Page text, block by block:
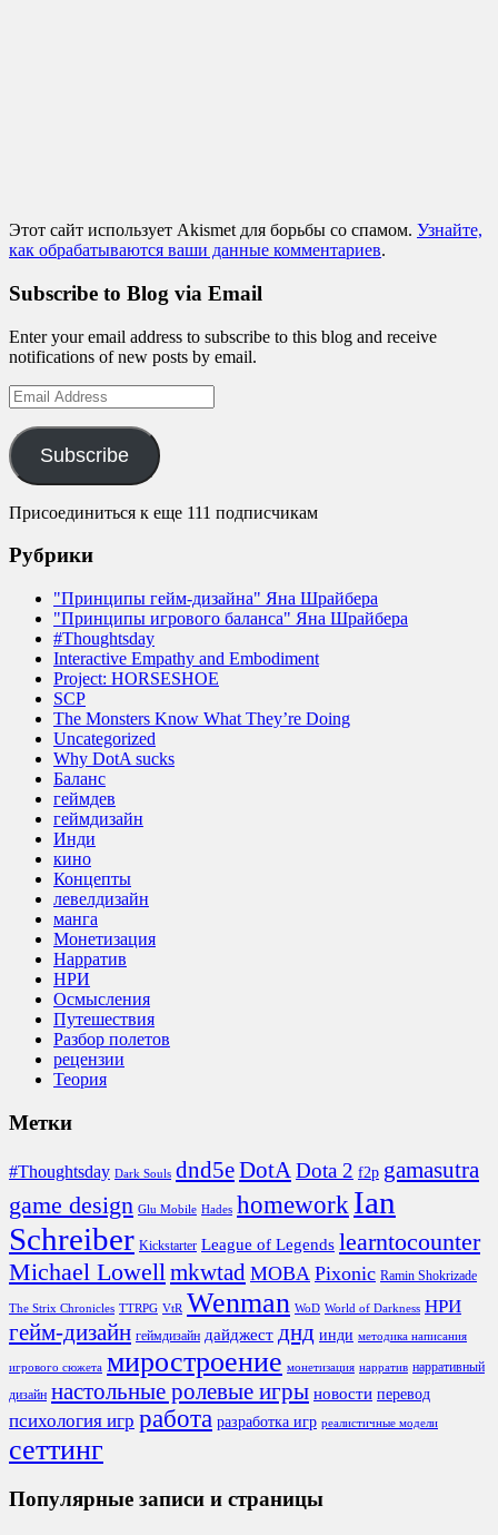
Этот сайт использует Akismet для борьбы со спамом. Узнайте,
как обрабатываются ваши данные комментариев.
Subscribe to Blog via Email
Enter your email address to subscribe to this blog and receive
notifications of new posts by email.
Email
Address
Subscribe
Присоединиться к еще 111 подписчикам
Рубрики
"Принципы гейм-дизайна" Яна Шрайбера
"Принципы игрового баланса" Яна Шрайбера
#Thoughtsday
Interactive Empathy and Embodiment
Project: HORSESHOE
SCP
The Monsters Know What They’re Doing
Uncategorized
Why DotA sucks
Баланс
геймдев
геймдизайн
Инди
кино
Концепты
левелдизайн
манга
Монетизация
Нарратив
НРИ
Осмысления
Путешествия
Разбор полетов
рецензии
Теория
Метки
#Thoughtsday Dark Souls dnd5eDotA Dota 2 f2p gamasutra
game design Glu Mobile Hades homework Ian
Schreiber Kickstarter League of Legends learntocounter
Michael Lowell mkwtad MOBA Pixonic Ramin Shokrizade
The Strix Chronicles TTRPG VtR Wenman WoD World of Darkness НРИ
гейм-дизайн геймдизайн дайджест днд инди методика написания
игрового сюжета миростроение монетизация нарратив нарративный
дизайн настольные ролевые игры новости перевод
психология игр работа разработка игр реалистичные модели
сеттинг
Популярные записи и страницы